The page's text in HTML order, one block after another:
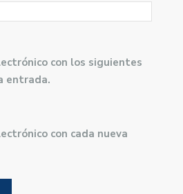
con los siguientes
entrada.
con cada nueva